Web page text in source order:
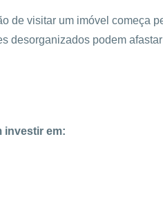
de visitar um imóvel começa
desorganizados podem
investir em: